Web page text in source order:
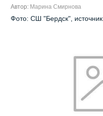
Автор: Марина Смирнова
Фото: СШ "Бердск",